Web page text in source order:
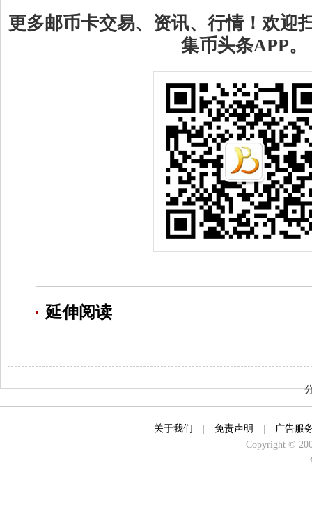
更多邮币卡交易、资讯、行情！欢迎
集币头条APP。
延伸阅读
关于我们 免责声明
广告服
Copyright ©